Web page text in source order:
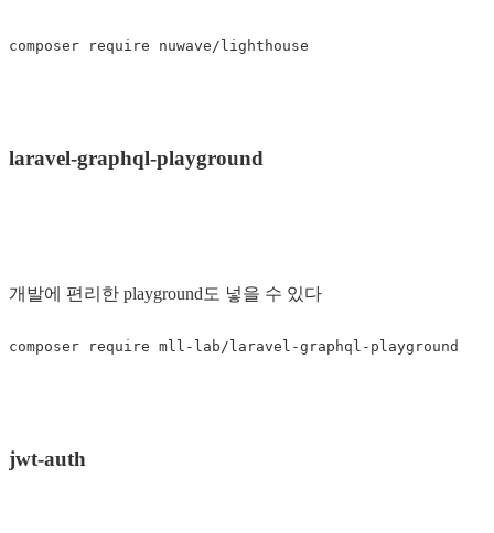
laravel-graphql-playground
개발에 편리한 playground도 넣을 수 있다
jwt-auth